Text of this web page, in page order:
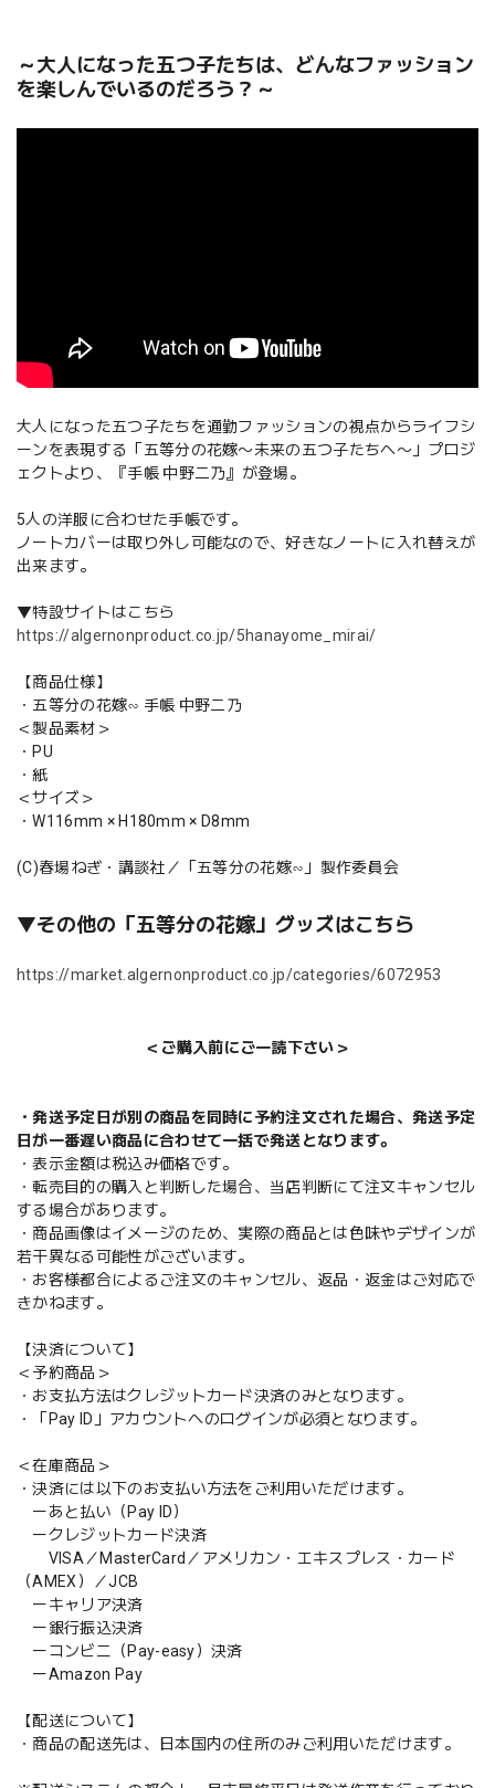
～大人になった五つ子たちは、どんなファッション
を楽しんでいるのだろう？～
大人になった五つ子たちを通勤ファッションの視点からライフシ
ーンを表現する「五等分の花嫁〜未来の五つ子たちへ〜」プロジ
ェクトより、『手帳 中野二乃』が登場。
5人の洋服に合わせた手帳です。
ノートカバーは取り外し可能なので、好きなノートに入れ替えが
出来ます。
▼特設サイトはこちら
https://algernonproduct.co.jp/5hanayome_mirai/
【商品仕様】
・五等分の花嫁∽ 手帳 中野二乃
＜製品素材＞
・PU
・紙
＜サイズ＞
・W116mm × H180mm × D8mm
(C)春場ねぎ・講談社／「五等分の花嫁∽」製作委員会
▼その他の「五等分の花嫁」グッズはこちら
https://market.algernonproduct.co.jp/categories/6072953
＜ご購入前にご一読下さい＞
・発送予定日が別の商品を同時に予約注文された場合、発送予定
日が一番遅い商品に合わせて一括で発送となります。
・表示金額は税込み価格です。
・転売目的の購入と判断した場合、当店判断にて注文キャンセル
する場合があります。
・商品画像はイメージのため、実際の商品とは色味やデザインが
若干異なる可能性がございます。
・お客様都合によるご注文のキャンセル、返品・返金はご対応で
きかねます。
【決済について】
＜予約商品＞
・お支払方法はクレジットカード決済のみとなります。
・「Pay ID」アカウントへのログインが必須となります。
＜在庫商品＞
・決済には以下のお支払い方法をご利用いただけます。
ーあと払い（Pay ID）
ークレジットカード決済
VISA／MasterCard／アメリカン・エキスプレス・カード
（AMEX）／JCB
ーキャリア決済
ー銀行振込決済
ーコンビニ（Pay-easy）決済
ーAmazon Pay
【配送について】
・商品の配送先は、日本国内の住所のみご利用いただけます。